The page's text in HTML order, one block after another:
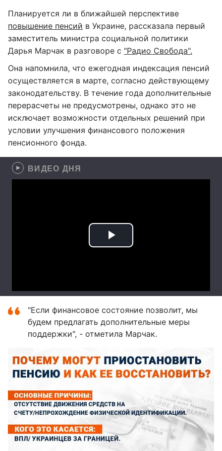
Планируется ли в ближайшей перспективе
повышение пенсий в Украине, рассказала первый
заместитель министра социальной политики
Дарья Марчак в разговоре с "Радио Свобода".
Она напомнила, что ежегодная индексация пенсий
осуществляется в марте, согласно действующему
законодательству. В течение года дополнительные
перерасчеты не предусмотрены, однако это не
исключает возможности отдельных решений при
условии улучшения финансового положения
пенсионного фонда.
ВИДЕО ДНЯ
"Если финансовое состояние позволит, мы
будем предлагать дополнительные меры
поддержки", - отметила Марчак.